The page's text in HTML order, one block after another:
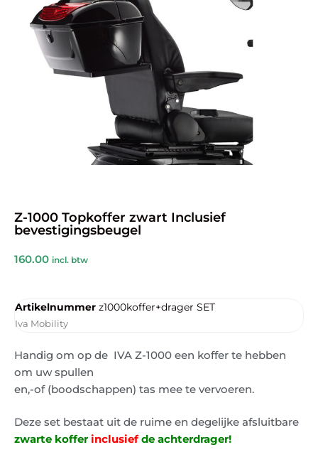
Z-1000 Topkoffer zwart Inclusief
bevestigingsbeugel
160.00 incl. btw
Artikelnummer z1000koffer+drager SET
Iva Mobility
Handig om op de IVA Z-1000 een koffer te hebben
om uw spullen
en,-of (boodschappen) tas mee te vervoeren.
Deze set bestaat uit de ruime en degelijke afsluitbare
zwarte kofferinclusiefde achterdrager!